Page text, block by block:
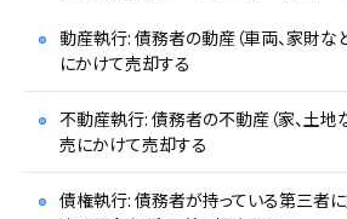
動産執行: 債務者の動産（車両、家財な
にかけて売却する
不動産執行: 債務者の不動産（家、土地
売にかけて売却する
債権執行: 債務者が持っている第三者